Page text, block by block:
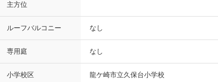
主方位
ルーフバルコニー なし
専用庭 なし
小学校区 龍ケ崎市立久保台小学校